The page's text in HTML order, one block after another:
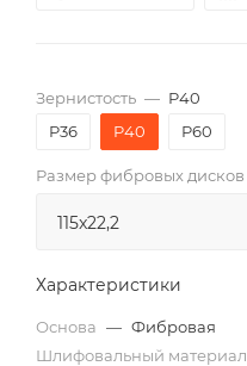
Зернистость — P40
P36
P40 P60
Размер фибровых дисков
Характеристики
Основа — Фибровая
Шлифовальный материал